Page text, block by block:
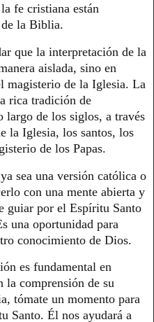
fe cristiana están
de la Biblia.
que la interpretación de la
aislada, sino en
magisterio de la Iglesia. La
rica tradición de
de los siglos, a través
la Iglesia, los santos, los
de los Papas.
sea una versión católica o
con una mente abierta y
guiar por el Espíritu Santo
una oportunidad para
conocimiento de Dios.
es fundamental en
la comprensión de su
tómate un momento para
Santo. Él nos ayudará a